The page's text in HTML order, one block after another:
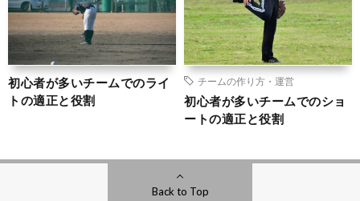
初心者が多いチームでのライ
トの適正と役割
チームの作り方・運営
初心者が多いチームでのショ
ートの適正と役割
Back to Top